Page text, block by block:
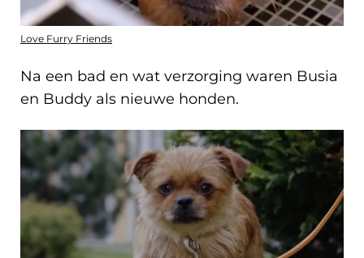
Love Furry Friends
Na een bad en wat verzorging waren Busia
en Buddy als nieuwe honden.